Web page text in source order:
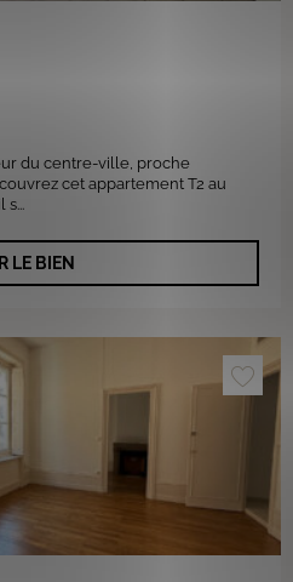
du centre-ville, proche
cet appartement T2 au
s...
LE BIEN